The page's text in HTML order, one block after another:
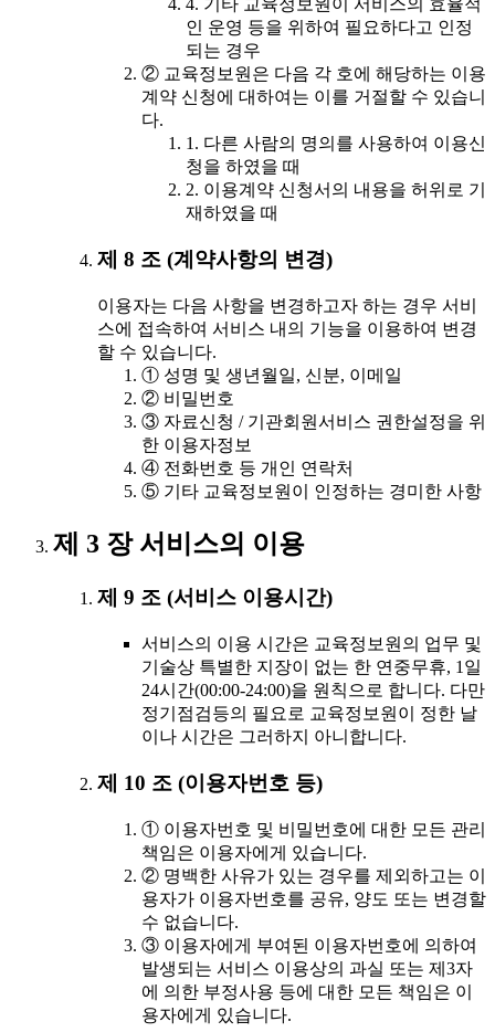
인 운영 등을 위하여 필요하다고 인정
되는 경우
② 교육정보원은 다음 각 호에 해당하는 이용
계약 신청에 대하여는 이를 거절할 수 있습니
다.
1. 다른 사람의 명의를 사용하여 이용신
청을 하였을 때
2. 이용계약 신청서의 내용을 허위로 기
재하였을 때
제 8 조 (계약사항의 변경)
이용자는 다음 사항을 변경하고자 하는 경우 서비
스에 접속하여 서비스 내의 기능을 이용하여 변경
할 수 있습니다.
① 성명 및 생년월일, 신분, 이메일
② 비밀번호
③ 자료신청 / 기관회원서비스 권한설정을 위
한 이용자정보
④ 전화번호 등 개인 연락처
⑤ 기타 교육정보원이 인정하는 경미한 사항
제 3 장 서비스의 이용
제 9 조 (서비스 이용시간)
서비스의 이용 시간은 교육정보원의 업무 및
기술상 특별한 지장이 없는 한 연중무휴, 1일
24시간(00:00-24:00)을 원칙으로 합니다. 다만
정기점검등의 필요로 교육정보원이 정한 날
이나 시간은 그러하지 아니합니다.
제 10 조 (이용자번호 등)
① 이용자번호 및 비밀번호에 대한 모든 관리
책임은 이용자에게 있습니다.
② 명백한 사유가 있는 경우를 제외하고는 이
용자가 이용자번호를 공유, 양도 또는 변경할
수 없습니다.
③ 이용자에게 부여된 이용자번호에 의하여
발생되는 서비스 이용상의 과실 또는 제3자
에 의한 부정사용 등에 대한 모든 책임은 이
용자에게 있습니다.